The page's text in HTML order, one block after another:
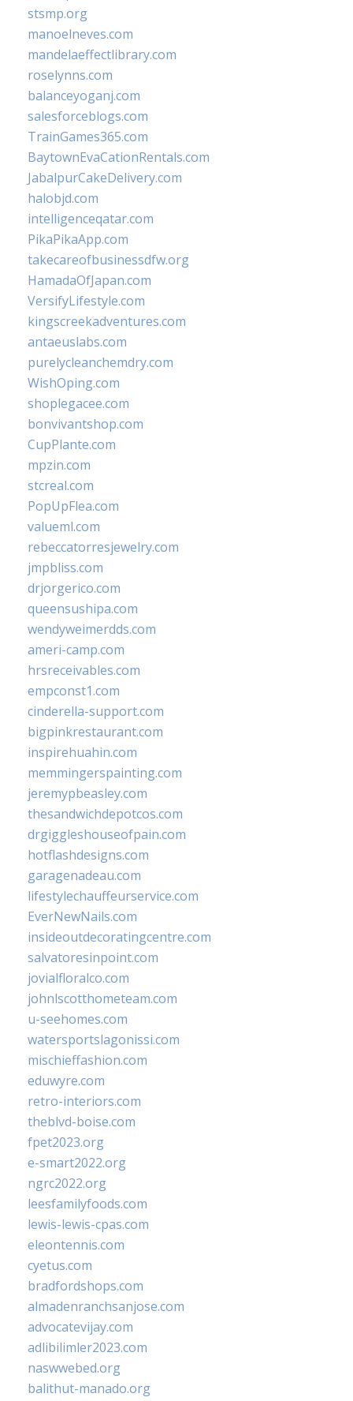
stsmp.org
manoelneves.com
mandelaeffectlibrary.com
roselynns.com
balanceyoganj.com
salesforceblogs.com
TrainGames365.com
BaytownEvaCationRentals.com
JabalpurCakeDelivery.com
halobjd.com
intelligenceqatar.com
PikaPikaApp.com
takecareofbusinessdfw.org
HamadaOfJapan.com
VersifyLifestyle.com
kingscreekadventures.com
antaeuslabs.com
purelycleanchemdry.com
WishOping.com
shoplegacee.com
bonvivantshop.com
CupPlante.com
mpzin.com
stcreal.com
PopUpFlea.com
valueml.com
rebeccatorresjewelry.com
jmpbliss.com
drjorgerico.com
queensushipa.com
wendyweimerdds.com
ameri-camp.com
hrsreceivables.com
empconst1.com
cinderella-support.com
bigpinkrestaurant.com
inspirehuahin.com
memmingerspainting.com
jeremypbeasley.com
thesandwichdepotcos.com
drgiggleshouseofpain.com
hotflashdesigns.com
garagenadeau.com
lifestylechauffeurservice.com
EverNewNails.com
insideoutdecoratingcentre.com
salvatoresinpoint.com
jovialfloralco.com
johnlscotthometeam.com
u-seehomes.com
watersportslagonissi.com
mischieffashion.com
eduwyre.com
retro-interiors.com
theblvd-boise.com
fpet2023.org
e-smart2022.org
ngrc2022.org
leesfamilyfoods.com
lewis-lewis-cpas.com
eleontennis.com
cyetus.com
bradfordshops.com
almadenranchsanjose.com
advocatevijay.com
adlibilimler2023.com
naswwebed.org
balithut-manado.org